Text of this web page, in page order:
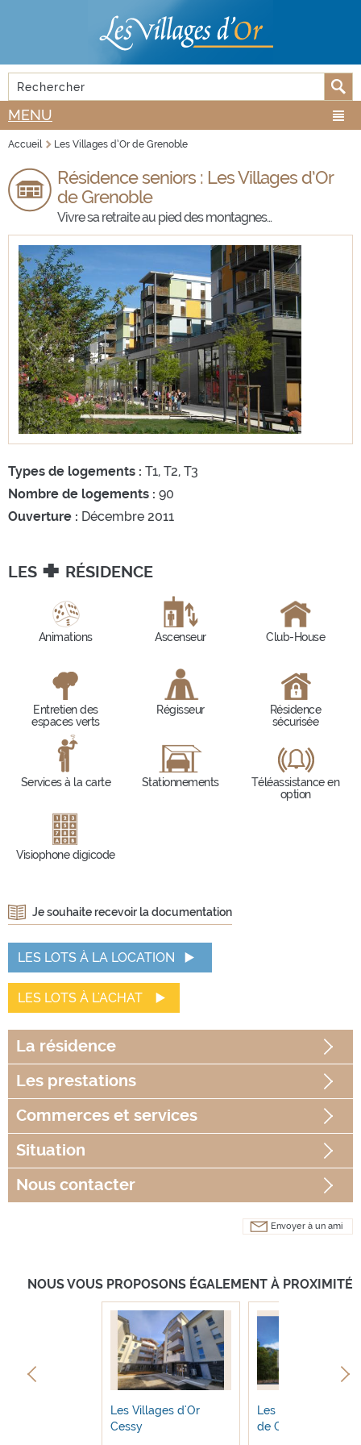
FORMULAIRE DE RECHERCHE
Rechercher
MENU
Accueil Les Villages d’Or de Grenoble
Résidence seniors : Les Villages d’Or
de Grenoble
Vivre sa retraite au pied des montagnes...
1/3
Types de logements : T1, T2, T3
Nombre de logements : 90
Ouverture : Décembre 2011
LES + RÉSIDENCE
Animations Ascenseur Club-House
Entretien des
espaces verts
Régisseur
Résidence
sécurisée
Services à la carte Stationnements
Téléassistance en
option
Visiophone digicode
Je souhaite recevoir la documentation
LES LOTS À LA LOCATION
LES LOTS À L'ACHAT
La résidence
Les prestations
Commerces et services
Situation
Nous contacter
Envoyer à un ami
NOUS VOUS PROPOSONS ÉGALEMENT À PROXIMITÉ
Les Villages d'Or
Cessy
Les Villages d'Or
de Claix